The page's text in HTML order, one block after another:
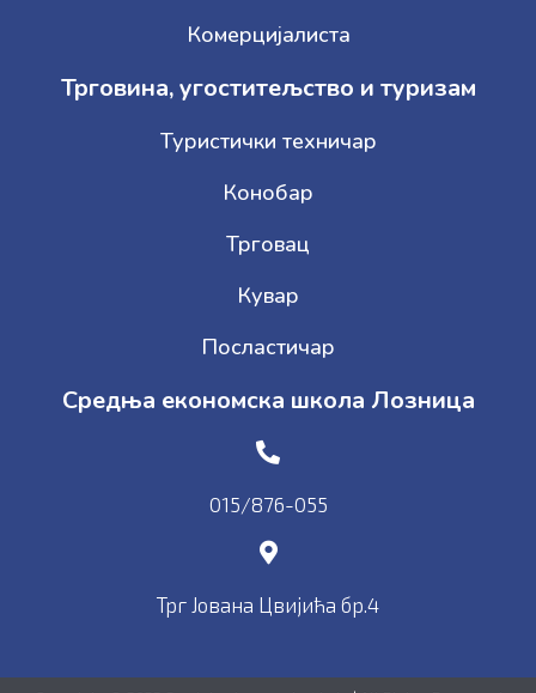
Комерцијалиста
Трговина, угоститељство и туризам
Туристички техничар
Конобар
Трговац
Кувар
Посластичар
Средња економска школа Лозница
015/876-055
Трг Јована Цвијића бр.4